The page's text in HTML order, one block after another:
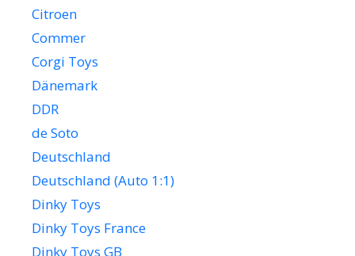
Citroen
Commer
Corgi Toys
Dänemark
DDR
de Soto
Deutschland
Deutschland (Auto 1:1)
Dinky Toys
Dinky Toys France
Dinky Toys GB